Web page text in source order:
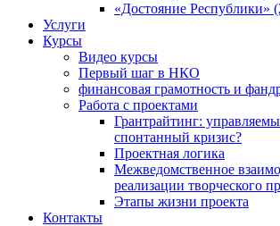
«Достояние Республики»
Услуги
Курсы
Видео курсы
Первый шаг в НКО
финансовая грамотность и
Работа с проектами
Грантрайтинг:
спонтанный кризис?
Проектная логика
Межведомственное
реализации творческого
Этапы жизни проекта
Контакты